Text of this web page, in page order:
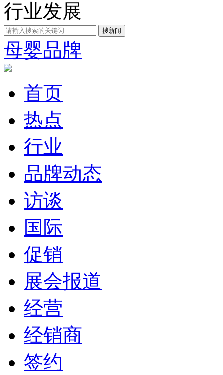
行业发展
母婴品牌
首页
热点
行业
品牌动态
访谈
国际
促销
展会报道
经营
经销商
签约